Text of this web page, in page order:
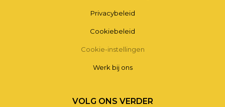
Privacybeleid
Cookiebeleid
Cookie-instellingen
Werk bij ons
VOLG ONS VERDER